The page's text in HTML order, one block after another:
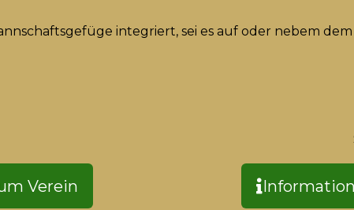
integriert, sei es auf oder nebem
Verein